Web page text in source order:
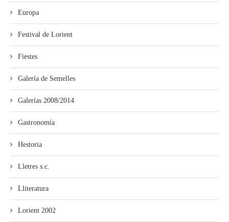
Europa
Festival de Lorient
Fiestes
Galería de Semelles
Galerías 2008/2014
Gastronomía
Hestoria
Lletres s.c.
Lliteratura
Lorient 2002